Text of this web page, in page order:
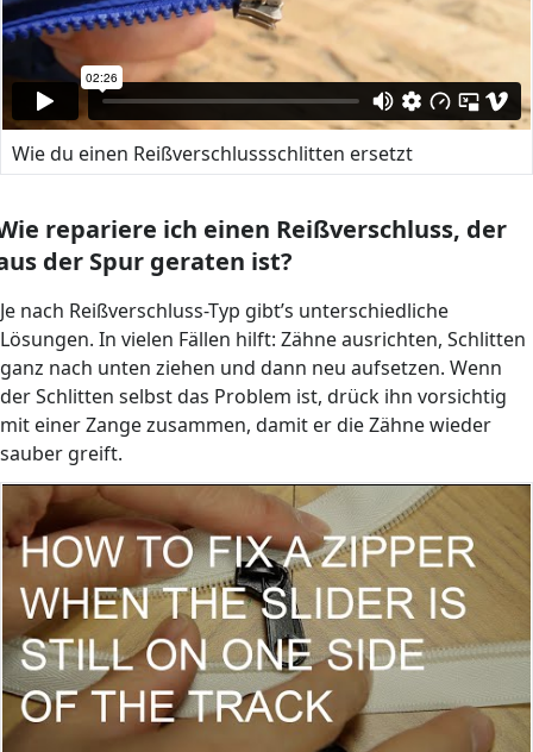
Wie du einen Reißverschlussschlitten ersetzt
repariere ich einen Reißverschluss, der
der Spur geraten ist?
Je nach Reißverschluss-Typ gibt’s unterschiedliche
Lösungen. In vielen Fällen hilft: Zähne ausrichten, Schlitten
ganz nach unten ziehen und dann neu aufsetzen. Wenn
der Schlitten selbst das Problem ist, drück ihn vorsichtig
mit einer Zange zusammen, damit er die Zähne wieder
sauber greift.